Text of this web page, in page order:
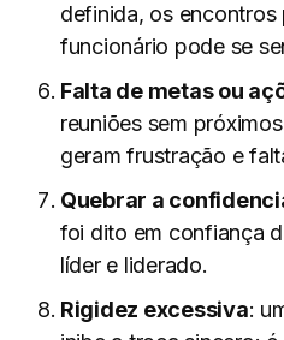
definida, os
funcionário pode se
Falta de metas ou
reuniões sem
geram frustração e
Quebrar a
foi dito em confiança
líder e liderado.
Rigidez excessiva: